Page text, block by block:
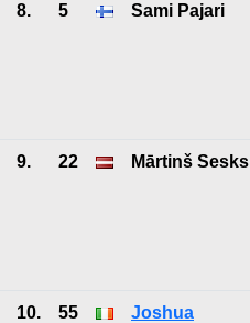
8. 5 Sami Pajari
9. 22 Mārtinš Sesks
10. 55
Joshua